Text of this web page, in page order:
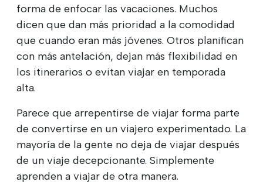
forma de enfocar las vacaciones. Muchos
dicen que dan más prioridad a la comodidad
que cuando eran más jóvenes. Otros planifican
con más antelación, dejan más flexibilidad en
los itinerarios o evitan viajar en temporada
alta.
Parece que arrepentirse de viajar forma parte
de convertirse en un viajero experimentado. La
mayoría de la gente no deja de viajar después
de un viaje decepcionante. Simplemente
aprenden a viajar de otra manera.